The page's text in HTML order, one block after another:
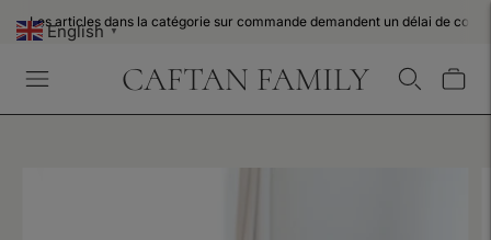
Les articles dans la catégorie sur commande demandent un délai de
CAFTAN FAMILY
English ▼